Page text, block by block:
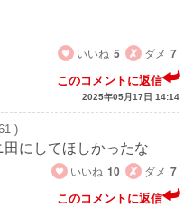
いいね 5 ダメ 7
このコメントに返信
2025年05月17日 14:14
)
にしてほしかったな
いいね 10 ダメ 7
このコメントに返信